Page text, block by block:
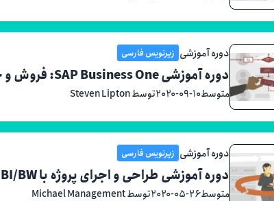
دوره آموزشی زیرنویس فارسی
دوره آموزشی SAP Business One: فروش و خدمات به مشتری
متوسط۲۰۲۰-۰۹-۱۰توسط Steven Lipton
دوره آموزشی زیرنویس فارسی
دوره آموزشی طراحی و اجرای پروژه با SAP BI/BW
متوسط۲۰۲۰-۰۵-۲۶توسط Michael Management